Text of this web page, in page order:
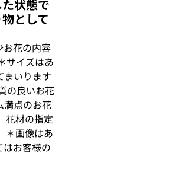
状態で
として
お花の内容
サイズはあ
まいります
の良いお花
満点のお花
花材の指定
＊画像はあ
はお客様の